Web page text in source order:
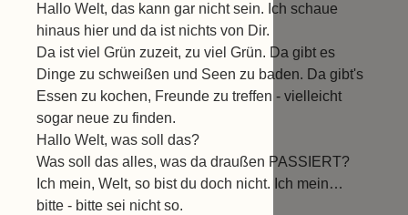
Hallo Welt, das kann gar nicht sein. Ich schaue
hinaus hier und da ist nichts von Dir.
Da ist viel Grün zuzeit, zu viel Grün. Da gibt es
Dinge zu schweißen und Seen zu baden. Da gibt's
Essen zu kochen, Freunde zu treffen - vielleicht
sogar neue zu finden.
Hallo Welt, was soll das?
Was soll das alles, was da draußen PASSIERT?
Ich mein, Welt, so bist du doch nicht. Ich mein…
bitte - bitte sei nicht so.